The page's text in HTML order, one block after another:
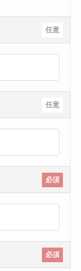
任意
任意
必須
必須